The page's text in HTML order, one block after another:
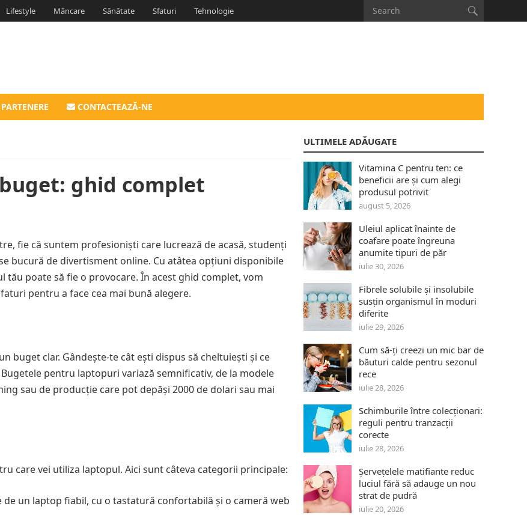
Lifestyle Mâncare Sănătate Sfaturi Tehnologie
CONTACTEAZĂ-NE
ghid complet
fie că suntem profesioniști care lucrează de acasă, studenți
bucură de divertisment online. Cu atâtea opțiuni disponibile
poate să fie o provocare. În acest ghid complet, vom
pentru a face cea mai bună alegere.
buget clar. Gândește-te cât ești dispus să cheltuiești și ce
pentru laptopuri variază semnificativ, de la modele
sau de producție care pot depăși 2000 de dolari sau mai
care vei utiliza laptopul. Aici sunt câteva categorii principale:
de un laptop fiabil, cu o tastatură confortabilă și o cameră web
ULTIMELE ADĂUGATE
Vitamina C pentru ten: ce
beneficii are și cum alegi
produsul potrivit
august 5, 2026
Uleiul aplicat înainte de
coafare poate îngreuna
anumite tipuri de păr
iulie 30, 2026
Fibrele solubile și insolubile
susțin organismul în moduri
diferite
iulie 29, 2026
Cum să-ți creezi un mic bar de
băuturi calde pentru sezonul
rece
iulie 28, 2026
Schimburile între colecționari:
reguli pentru tranzacții
corecte
iulie 28, 2026
Șervețelele matifiante reduc
luciul fără să adauge un nou
strat de pudră
iulie 20, 2026